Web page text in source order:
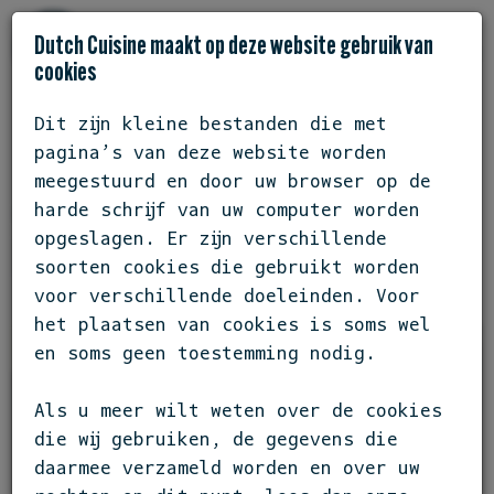
DEELNEMERS BISTRO DE STADSHOEVE
OVERIJSSEL / ZWOLLE
BISTRO DE STADSHOEVE
Dutch Cuisine maakt op deze website gebruik van
cookies
Dit zijn kleine bestanden die met
pagina’s van deze website worden
meegestuurd en door uw browser op de
harde schrijf van uw computer worden
opgeslagen. Er zijn verschillende
soorten cookies die gebruikt worden
voor verschillende doeleinden. Voor
het plaatsen van cookies is soms wel
en soms geen toestemming nodig.
Als u meer wilt weten over de cookies
die wij gebruiken, de gegevens die
daarmee verzameld worden en over uw